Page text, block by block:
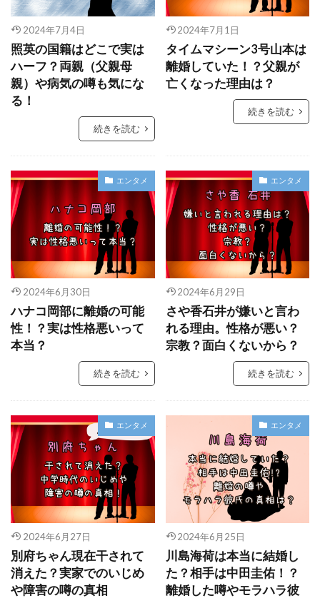
2024年7月4日
照英の国籍はどこで実は
ハーフ？両親（父親母
親）や病気の噂も気にな
る！
続きを読む
2024年7月1日
タイムマシーン3号山本は
離婚していた！？父親が
亡くなった理由は？
続きを読む
エンタメ
2024年6月30日
ハナコ岡部に離婚の可能
性！？実は性格悪いって
本当？
続きを読む
エンタメ
2024年6月29日
さや香石井が嫌いと言わ
れる理由。性格が悪い？
宗教？面白くないから？
続きを読む
エンタメ
2024年6月27日
別府ちゃん現在干されて
消えた？実家でのいじめ
や障害の噂の真相
エンタメ
2024年6月25日
川島海荷は本当に結婚し
た？相手は中田圭佑！？
離婚した噂やモラハラ彼